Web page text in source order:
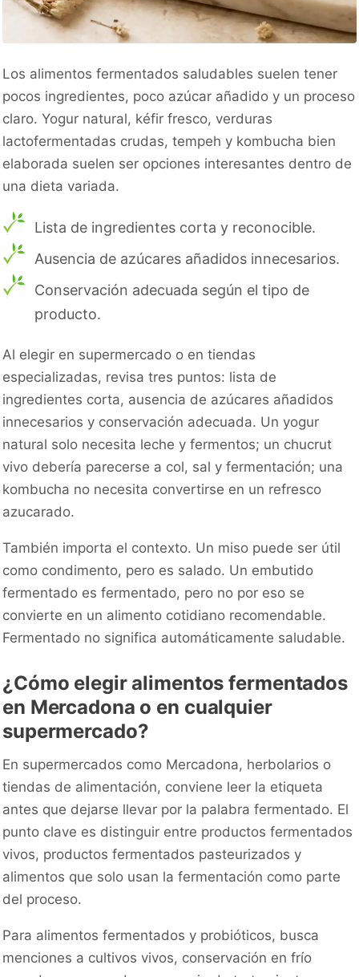
Los alimentos fermentados saludables suelen tener
pocos ingredientes, poco azúcar añadido y un proceso
claro. Yogur natural, kéfir fresco, verduras
lactofermentadas crudas, tempeh y kombucha bien
elaborada suelen ser opciones interesantes dentro de
una dieta variada.
Lista de ingredientes corta y reconocible.
Ausencia de azúcares añadidos innecesarios.
Conservación adecuada según el tipo de
producto.
Al elegir en supermercado o en tiendas
especializadas, revisa tres puntos: lista de
ingredientes corta, ausencia de azúcares añadidos
innecesarios y conservación adecuada. Un yogur
natural solo necesita leche y fermentos; un chucrut
vivo debería parecerse a col, sal y fermentación; una
kombucha no necesita convertirse en un refresco
azucarado.
También importa el contexto. Un miso puede ser útil
como condimento, pero es salado. Un embutido
fermentado es fermentado, pero no por eso se
convierte en un alimento cotidiano recomendable.
Fermentado no significa automáticamente saludable.
¿Cómo elegir alimentos fermentados
en Mercadona o en cualquier
supermercado?
En supermercados como Mercadona, herbolarios o
tiendas de alimentación, conviene leer la etiqueta
antes que dejarse llevar por la palabra fermentado. El
punto clave es distinguir entre productos fermentados
vivos, productos fermentados pasteurizados y
alimentos que solo usan la fermentación como parte
del proceso.
Para alimentos fermentados y probióticos, busca
menciones a cultivos vivos, conservación en frío